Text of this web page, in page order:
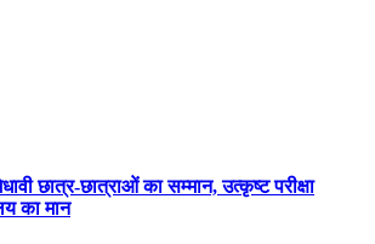
छात्र-छात्राओं का सम्मान, उत्कृष्ट परीक्षा
का मान